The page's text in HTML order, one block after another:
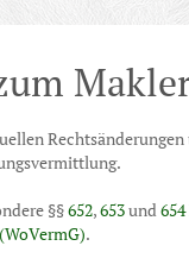
§§652,653und
.